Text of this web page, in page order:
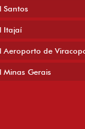
Santos
Itajaí
Aeroporto de
Minas Gerais